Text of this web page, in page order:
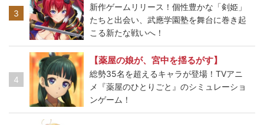
3
新作ゲームリリース！個性豊かな「剣姫」
たちと出会い、武應学園塾を舞台に巻き起
こる新たな戦いへ！
4
【薬屋の娘が、宮中を揺るがす】
総勢35名を超えるキャラが登場！TVアニ
メ『薬屋のひとりごと』のシミュレーショ
ンゲーム！